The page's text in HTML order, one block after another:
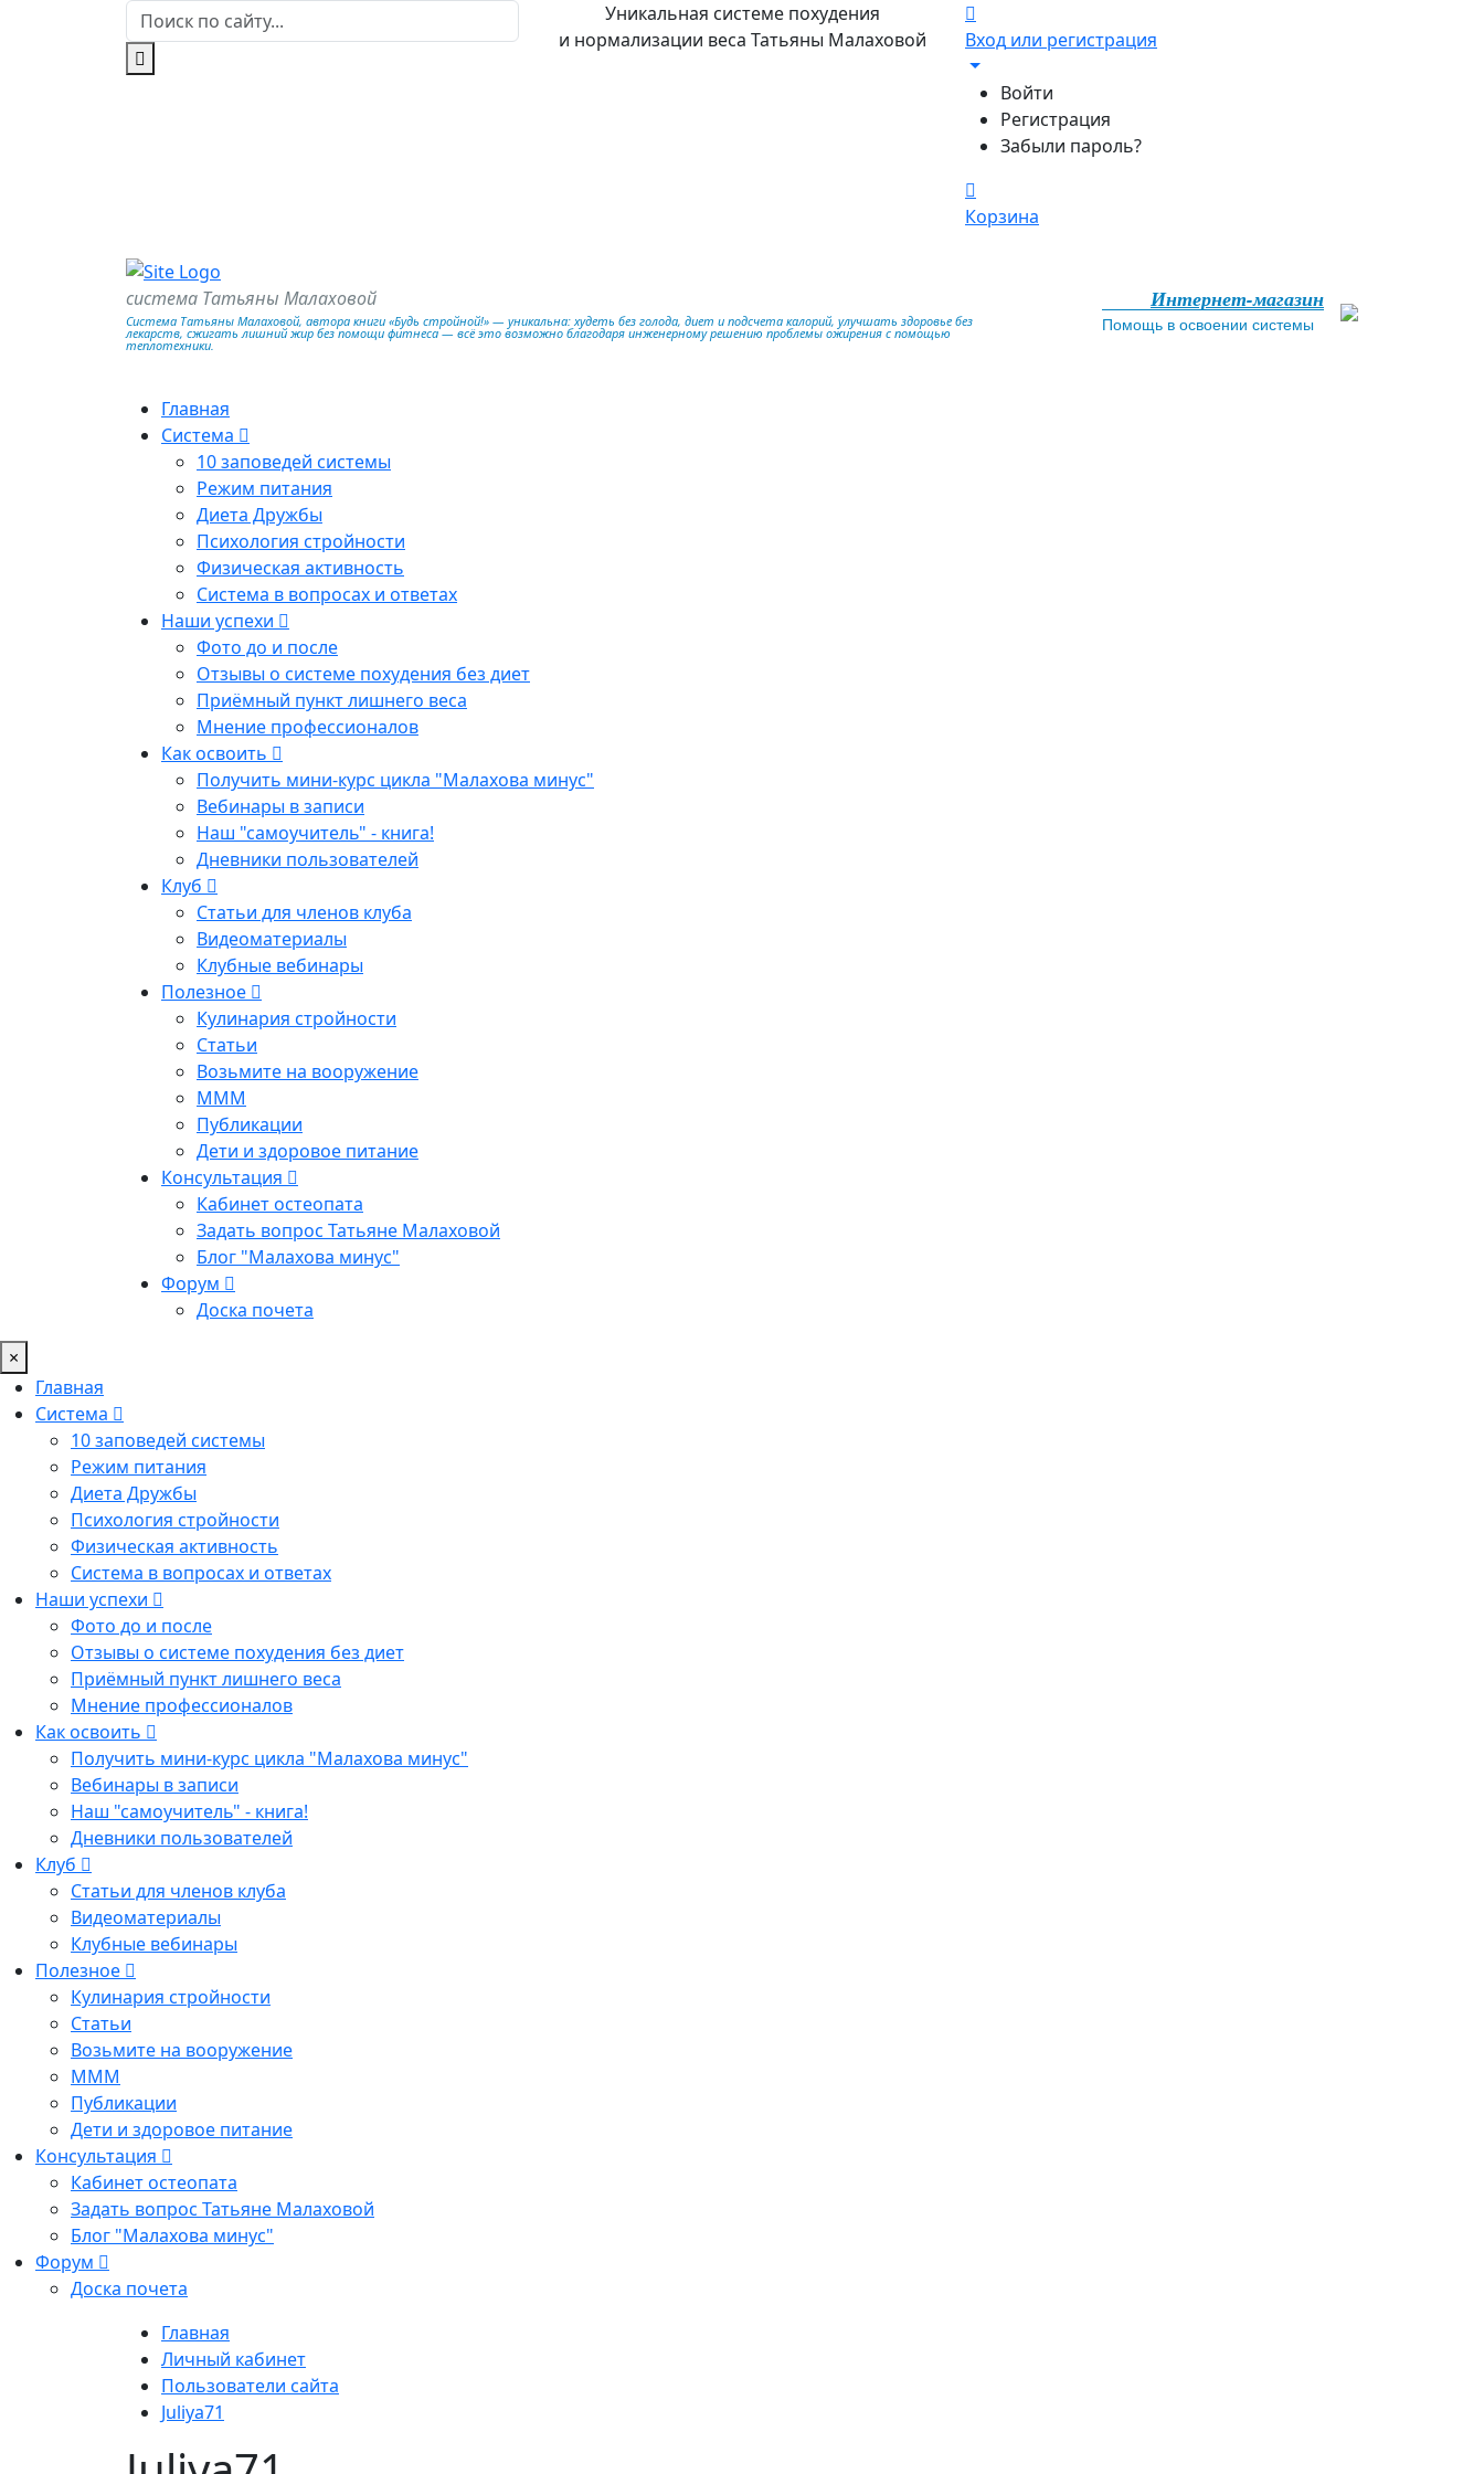
Уникальная системе похудения
и нормализации веса Татьяны Малаховой
Вход или регистрация
Войти
Регистрация
Забыли пароль?
Корзина
система Татьяны Малаховой
Система Татьяны Малаховой, автора книги «Будь стройной!» — уникальна: худеть без голода, диет и подсчета калорий, улучшать здоровье без
лекарств, сжигать лишний жир без помощи фитнеса — всё это возможно благодаря инженерному решению проблемы ожирения с помощью
теплотехники.
Интернет-магазин
Помощь в освоении системы
Главная
Система
10 заповедей системы
Режим питания
Диета Дружбы
Психология стройности
Физическая активность
Система в вопросах и ответах
Наши успехи
Фото до и после
Отзывы о системе похудения без диет
Приёмный пункт лишнего веса
Мнение профессионалов
Как освоить
Получить мини-курс цикла "Малахова минус"
Вебинары в записи
Наш "самоучитель" - книга!
Дневники пользователей
Клуб
Статьи для членов клуба
Видеоматериалы
Клубные вебинары
Полезное
Кулинария стройности
Статьи
Возьмите на вооружение
МММ
Публикации
Дети и здоровое питание
Консультация
Кабинет остеопата
Задать вопрос Татьяне Малаховой
Блог "Малахова минус"
Форум
Доска почета
×
Главная
Система
10 заповедей системы
Режим питания
Диета Дружбы
Психология стройности
Физическая активность
Система в вопросах и ответах
Наши успехи
Фото до и после
Отзывы о системе похудения без диет
Приёмный пункт лишнего веса
Мнение профессионалов
Как освоить
Получить мини-курс цикла "Малахова минус"
Вебинары в записи
Наш "самоучитель" - книга!
Дневники пользователей
Клуб
Статьи для членов клуба
Видеоматериалы
Клубные вебинары
Полезное
Кулинария стройности
Статьи
Возьмите на вооружение
МММ
Публикации
Дети и здоровое питание
Консультация
Кабинет остеопата
Задать вопрос Татьяне Малаховой
Блог "Малахова минус"
Форум
Доска почета
Главная
Личный кабинет
Пользователи сайта
Juliya71